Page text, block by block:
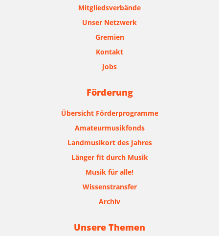
Mitgliedsverbände
Unser Netzwerk
Gremien
Kontakt
Jobs
Förderung
Übersicht Förderprogramme
Amateurmusikfonds
Landmusikort des Jahres
Länger fit durch Musik
Musik für alle!
Wissenstransfer
Archiv
Unsere Themen